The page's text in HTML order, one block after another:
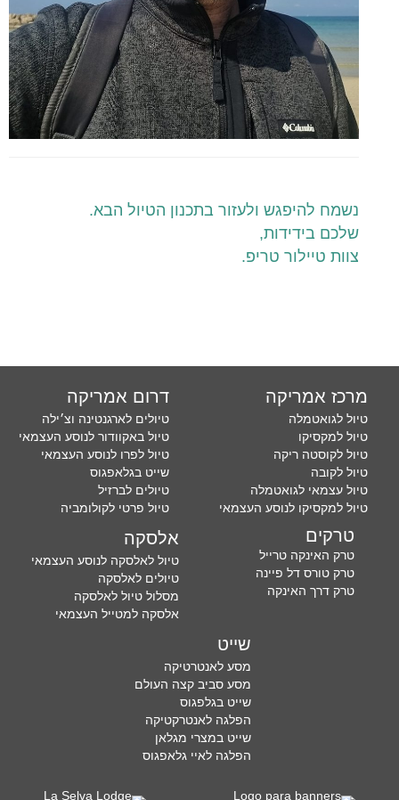
נשמח להיפגש ולעזור בתכנון הטיול הבא.
שלכם בידידות,
צוות טיילור טריפ.
שייט
מסע לאנטרטיקה
מסע סביב קצה העולם
שייט בגלפגוס
הפלגה לאנטרקטיקה
שייט במצרי מגלאן
הפלגה לאיי גלאפגוס
טרקים
טרק האינקה טרייל
טרק טורס דל פיינה
טרק דרך האינקה
אלסקה
טיול לאלסקה לנוסע העצמאי
טיולים לאלסקה
מסלול טיול לאלסקה
אלסקה למטייל העצמאי
מרכז אמריקה
טיול לגואטמלה
טיול למקסיקו
טיול לקוסטה ריקה
טיול לקובה
טיול עצמאי לגואטמלה
טיול למקסיקו לנוסע העצמאי
דרום אמריקה
טיולים לארגנטינה וצ׳ילה
טיול באקוודור לנוסע העצמאי
טיול לפרו לנוסע העצמאי
שייט בגלאפגוס
טיולים לברזיל
טיול פרטי לקולומביה